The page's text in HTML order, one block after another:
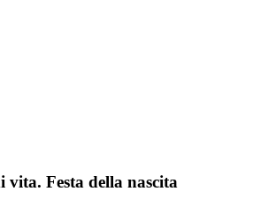
Festa della nascita